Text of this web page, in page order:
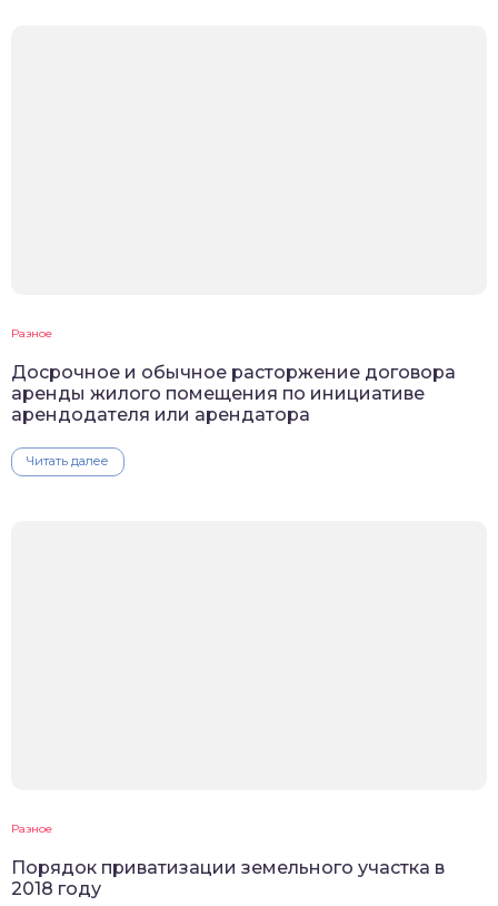
Разное
Досрочное и обычное расторжение договора
аренды жилого помещения по инициативе
арендодателя или арендатора
Читать далее
Разное
Порядок приватизации земельного участка в
2018 году